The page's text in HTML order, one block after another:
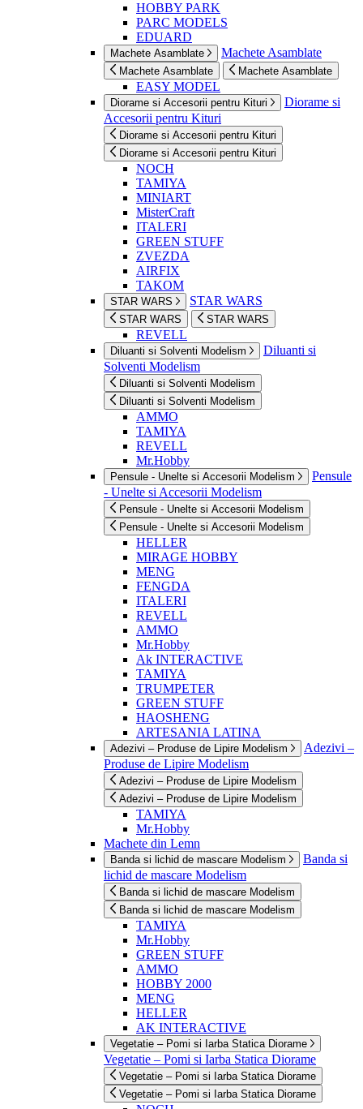
HOBBY PARK
PARC MODELS
EDUARD
Machete Asamblate Machete Asamblate
Machete Asamblate Machete Asamblate
EASY MODEL
Diorame si Accesorii pentru Kituri
Diorame si
Accesorii pentru Kituri
Diorame si Accesorii pentru Kituri
Diorame si Accesorii pentru Kituri
NOCH
TAMIYA
MINIART
MisterCraft
ITALERI
GREEN STUFF
ZVEZDA
AIRFIX
TAKOM
STAR WARS STAR WARS
STAR WARS STAR WARS
REVELL
Diluanti si Solventi Modelism
Diluanti si
Solventi Modelism
Diluanti si Solventi Modelism
Diluanti si Solventi Modelism
AMMO
TAMIYA
REVELL
Mr.Hobby
Pensule - Unelte si Accesorii Modelism
Pensule
- Unelte si Accesorii Modelism
Pensule - Unelte si Accesorii Modelism
Pensule - Unelte si Accesorii Modelism
HELLER
MIRAGE HOBBY
MENG
FENGDA
ITALERI
REVELL
AMMO
Mr.Hobby
Ak INTERACTIVE
TAMIYA
TRUMPETER
GREEN STUFF
HAOSHENG
ARTESANIA LATINA
Adezivi – Produse de Lipire Modelism
Adezivi –
Produse de Lipire Modelism
Adezivi – Produse de Lipire Modelism
Adezivi – Produse de Lipire Modelism
TAMIYA
Mr.Hobby
Machete din Lemn
Banda si lichid de mascare Modelism
Banda si
lichid de mascare Modelism
Banda si lichid de mascare Modelism
Banda si lichid de mascare Modelism
TAMIYA
Mr.Hobby
GREEN STUFF
AMMO
HOBBY 2000
MENG
HELLER
AK INTERACTIVE
Vegetatie – Pomi si Iarba Statica Diorame
Vegetatie – Pomi si Iarba Statica Diorame
Vegetatie – Pomi si Iarba Statica Diorame
Vegetatie – Pomi si Iarba Statica Diorame